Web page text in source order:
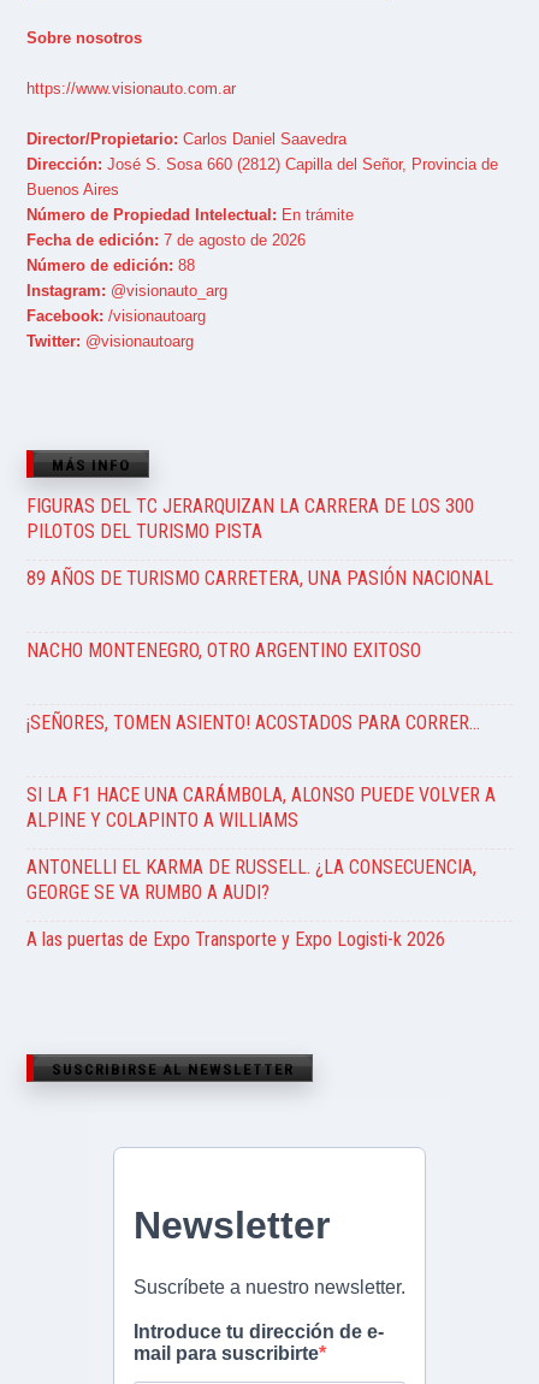
Sobre nosotros
https://www.visionauto.com.ar
Director/Propietario: Carlos Daniel Saavedra
Dirección: José S. Sosa 660 (2812) Capilla del Señor, Provincia de
Buenos Aires
Número de Propiedad Intelectual: En trámite
Fecha de edición: 7 de agosto de 2026
Número de edición: 88
Instagram: @visionauto_arg
Facebook: /visionautoarg
Twitter: @visionautoarg
MÁS INFO
FIGURAS DEL TC JERARQUIZAN LA CARRERA DE LOS 300
PILOTOS DEL TURISMO PISTA
89 AÑOS DE TURISMO CARRETERA, UNA PASIÓN NACIONAL
NACHO MONTENEGRO, OTRO ARGENTINO EXITOSO
¡SEÑORES, TOMEN ASIENTO! ACOSTADOS PARA CORRER…
SI LA F1 HACE UNA CARÁMBOLA, ALONSO PUEDE VOLVER A
ALPINE Y COLAPINTO A WILLIAMS
ANTONELLI EL KARMA DE RUSSELL. ¿LA CONSECUENCIA,
GEORGE SE VA RUMBO A AUDI?
A las puertas de Expo Transporte y Expo Logisti-k 2026
SUSCRIBIRSE AL NEWSLETTER